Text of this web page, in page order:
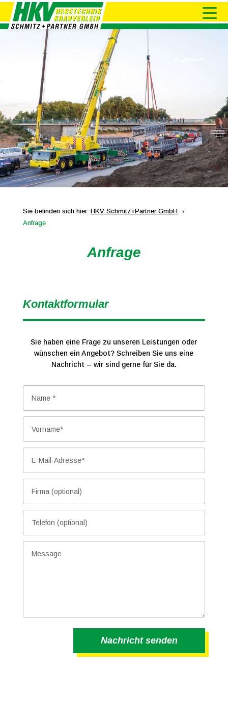
Sie befinden sich hier: HKV Schmitz+Partner GmbH 5
Anfrage
Anfrage
Kontaktformular
Sie haben eine Frage zu unseren Leistungen oder
wünschen ein Angebot? Schreiben Sie uns eine
Nachricht – wir sind gerne für Sie da.
Nachricht senden